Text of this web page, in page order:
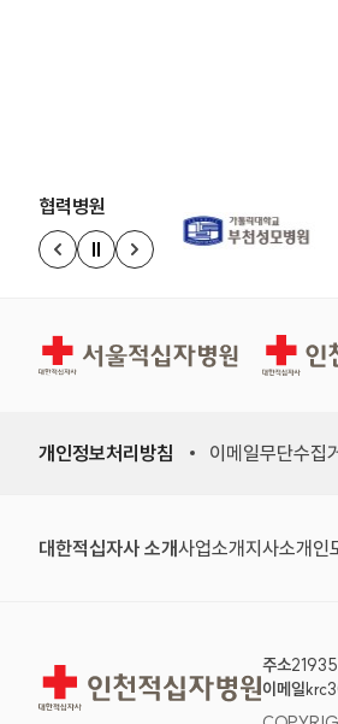
협력병원
이전 슬라이드
정지
다음 슬라이드
서울적십자병원 인천적십
개인정보처리방침 이메일무단수집
대한적십자사 소개사업소개지사소개 인
인천적십자병원
주소21935
이메일